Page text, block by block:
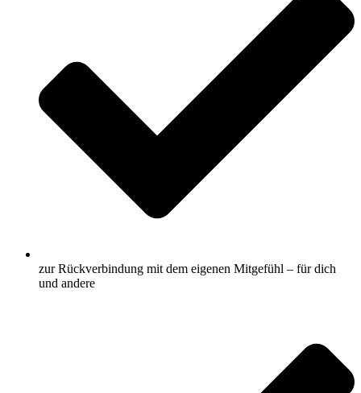
zur Rückverbindung mit dem eigenen Mitgefühl – für dich
und andere